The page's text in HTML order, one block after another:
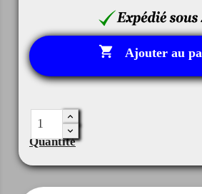
 Ajouter au
Quantité